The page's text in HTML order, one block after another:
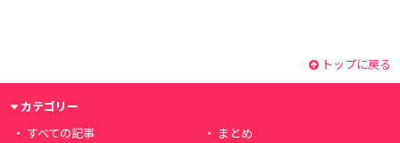
トップに戻る
カテゴリー
すべての記事
まとめ